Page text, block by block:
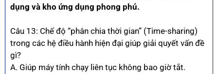
dụng và kho ứng dụng phong phú.
Câu 13: Chế độ “phân chia thời gian” (Time-sharing)
trong các hệ điều hành hiện đại giúp giải quyết vấn đề
gì?
A. Giúp máy tính chạy liên tục không bao giờ tắt.